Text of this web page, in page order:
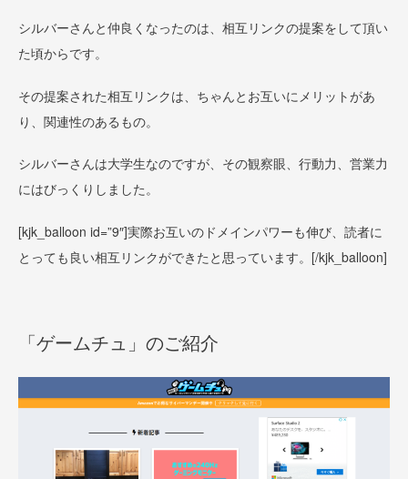
シルバーさんと仲良くなったのは、相互リンクの提案をして頂い
た頃からです。
その提案された相互リンクは、ちゃんとお互いにメリットがあ
り、関連性のあるもの。
シルバーさんは大学生なのですが、その観察眼、行動力、営業力
にはびっくりしました。
[kjk_balloon id=”9″]実際お互いのドメインパワーも伸び、読者に
とっても良い相互リンクができたと思っています。 [/kjk_balloon]
「ゲームチュ」のご紹介